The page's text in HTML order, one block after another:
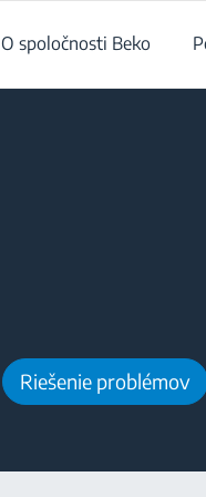
O spoločnosti Beko
Riešenie problémov